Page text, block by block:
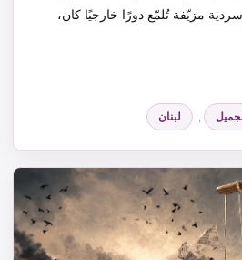
مزيّفة تُلمّع دورًا خارجيًا كان،
, لبنان